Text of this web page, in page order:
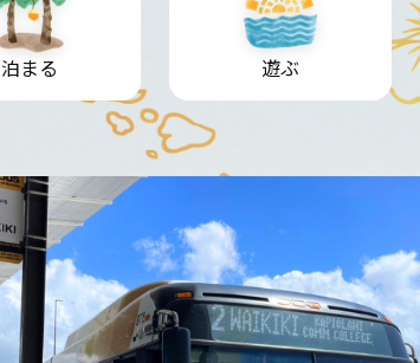
泊まる 遊ぶ